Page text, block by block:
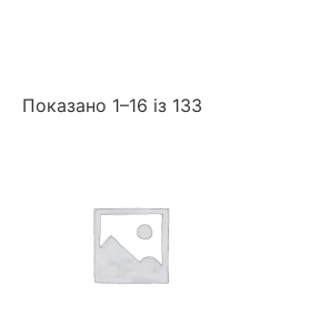
Показано 1–16 із 133